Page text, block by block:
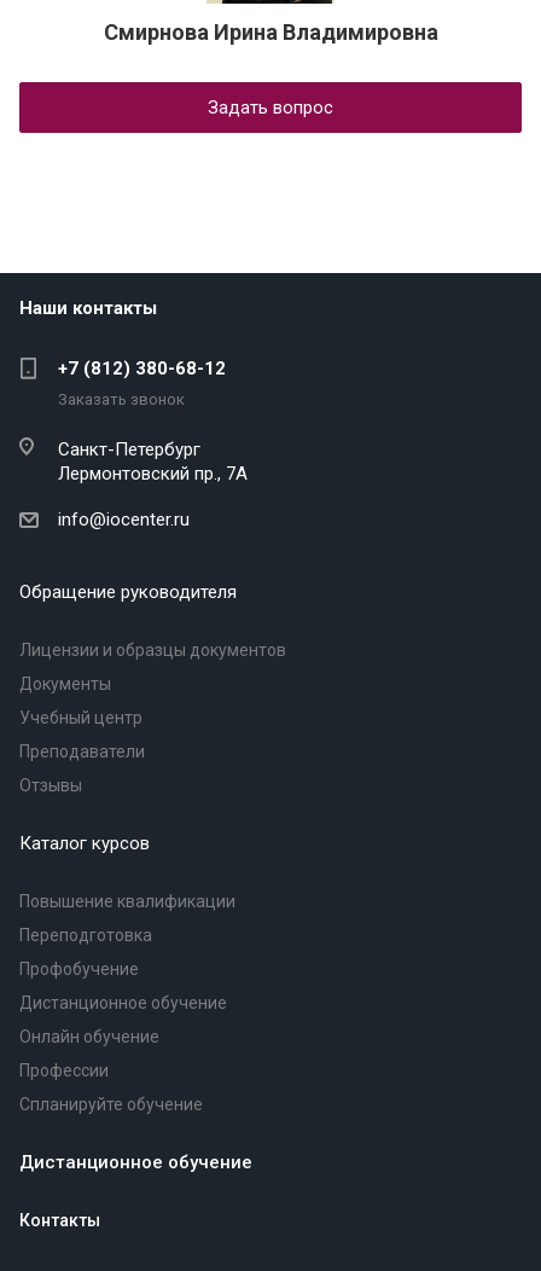
Смирнова Ирина Владимировна
Задать вопрос
Наши контакты
+7 (812) 380-68-12
Заказать звонок
Санкт-Петербург
Лермонтовский пр., 7А
info@iocenter.ru
Обращение руководителя
Лицензии и образцы документов
Документы
Учебный центр
Преподаватели
Отзывы
Каталог курсов
Повышение квалификации
Переподготовка
Профобучение
Дистанционное обучение
Онлайн обучение
Профессии
Спланируйте обучение
Дистанционное обучение
Контакты